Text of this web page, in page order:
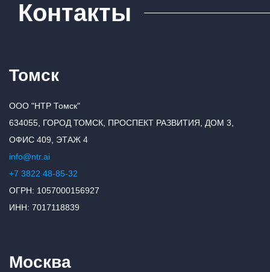
Контакты
Томск
ООО "НТР Томск"
634055, ГОРОД ТОМСК, ПРОСПЕКТ РАЗВИТИЯ, ДОМ 3,
ОФИС 409, ЭТАЖ 4
info@ntr.ai
+7 3822 48-85-32
ОГРН: 1057000156927
ИНН: 7017118839
Москва